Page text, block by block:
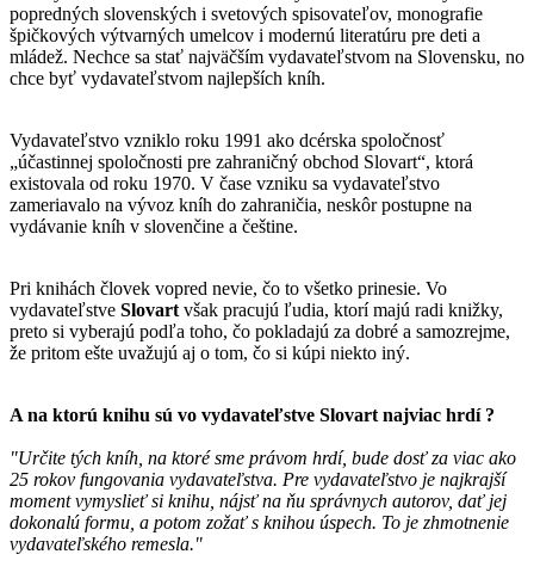
popredných slovenských i svetových spisovateľov, monografie
špičkových výtvarných umelcov i modernú literatúru pre deti a
mládež. Nechce sa stať najväčším vydavateľstvom na Slovensku, no
chce byť vydavateľstvom najlepších kníh.
Vydavateľstvo vzniklo roku 1991 ako dcérska spoločnosť
„účastinnej spoločnosti pre zahraničný obchod Slovart“, ktorá
existovala od roku 1970. V čase vzniku sa vydavateľstvo
zameriavalo na vývoz kníh do zahraničia, neskôr postupne na
vydávanie kníh v slovenčine a češtine.
Pri knihách človek vopred nevie, čo to všetko prinesie. Vo
vydavateľstve Slovart však pracujú ľudia, ktorí majú radi knižky,
preto si vyberajú podľa toho, čo pokladajú za dobré a samozrejme,
že pritom ešte uvažujú aj o tom, čo si kúpi niekto iný.
A na ktorú knihu sú vo vydavateľstve Slovart najviac hrdí ?
"Určite tých kníh, na ktoré sme právom hrdí, bude dosť za viac ako
25 rokov fungovania vydavateľstva. Pre vydavateľstvo je najkrajší
moment vymyslieť si knihu, nájsť na ňu správnych autorov, dať jej
dokonalú formu, a potom zožať s knihou úspech. To je zhmotnenie
vydavateľského remesla."